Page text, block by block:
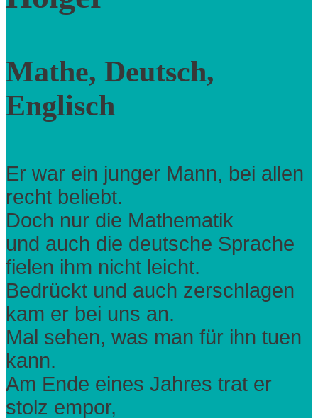
Mathe, Deutsch,
Englisch
Er war ein junger Mann, bei allen
recht beliebt.
Doch nur die Mathematik
und auch die deutsche Sprache
fielen ihm nicht leicht.
Bedrückt und auch zerschlagen
kam er bei uns an.
Mal sehen, was man für ihn tuen
kann.
Am Ende eines Jahres trat er
stolz empor,